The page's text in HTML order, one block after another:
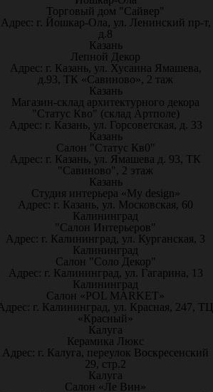
Торговый дом "Сайвер"
Адрес: г. Йошкар-Ола, ул. Ленинский пр-т,
д.8
Казань
Лепной Декор
Адрес: г. Казань, ул. Хусаина Ямашева,
д.93, ТК «Савиново», 2 таж
Казань
Магазин-склад архитектурного декора
"Статус Кво" (склад Артполе)
Адрес: г. Казань, ул. Горсоветская, д. 33
Казань
Салон "Статус Кв0"
Адрес: г. Казань, ул. Ямашева д. 93, ТК
"Савиново", 2 этаж
Казань
Студия интерьера «My design»
Адрес: г. Казань, ул. Московская, 60
Калининград
"Салон Интерьеров"
Адрес: г. Калининград, ул. Курганская, 3
Калининград
Салон "Соло Декор"
Адрес: г. Калининград, ул. Гагарина, 13
Калининград
Салон «POL MARKET»
г. Калининград, ул. Красная, 247, ТЦ
«Красный»
Калуга
Керамика Люкс
Адрес: г. Калуга, переулок Воскресенский
29, стр.2
Калуга
Салон «Ле Вин»